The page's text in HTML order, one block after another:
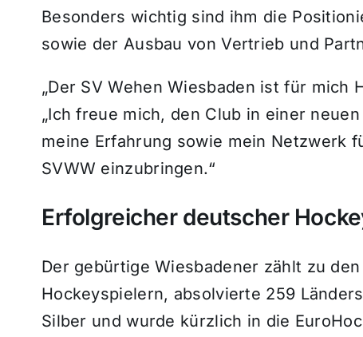
Besonders wichtig sind ihm die
sowie der Ausbau von Vertrieb und
„Der SV Wehen Wiesbaden ist für mich
„Ich freue mich, den Club in einer
meine Erfahrung sowie mein Netzwerk
SVWW einzubringen.“
Erfolgreicher deutscher
Der gebürtige Wiesbadener zählt zu
Hockeyspielern, absolvierte 259
Silber und wurde kürzlich in die